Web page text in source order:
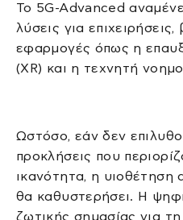
Το 5G-Advanced
λύσεις για
εφαρμογές όπως η
(XR) και η τεχνητή
Ωστόσο, εάν δεν
προκλήσεις που
ικανότητα, η
θα καθυστερήσει. Η
ζωτικής σημασίας για